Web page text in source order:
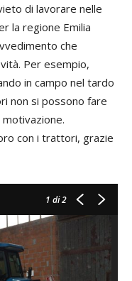
di lavorare nelle
la regione Emilia
che
Per esempio,
in campo nel tardo
non si possono fare
motivazione.
con i trattori, grazie
1 di 2